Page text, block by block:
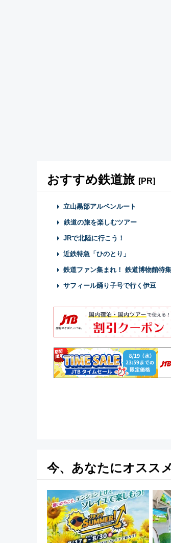
おすすめ鉄道旅 [PR]
立山黒部アルペンルート
鉄道の旅を楽しむツアー
JRで北陸に行こう！
近鉄特急「ひのとり」
鉄道ファン集まれ！ 鉄道博物館特集
サフィール踊り子号で行く伊豆
今、あなたにオススメ